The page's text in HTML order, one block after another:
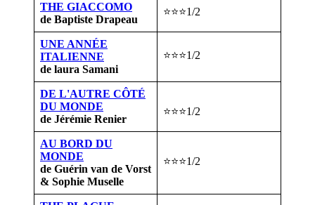
THE GIACCOMO
de Baptiste Drapeau
⭐⭐⭐1/2
UNE ANNÉE
ITALIENNE
de laura Samani
⭐⭐⭐1/2
DE L'AUTRE CÔTÉ
DU MONDE
de Jérémie Renier
⭐⭐⭐1/2
AU BORD DU
MONDE
de Guérin van de Vorst
& Sophie Muselle
⭐⭐⭐1/2